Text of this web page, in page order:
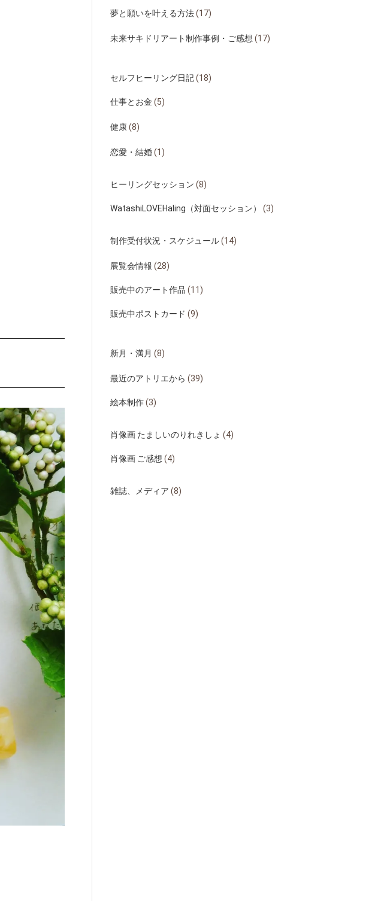
夢と願いを叶える方法(17)
未来サキドリアート制作事例・ご感想 (17)
セルフヒーリング日記(18)
仕事とお金 (5)
健康(8)
恋愛・結婚(1)
ヒーリングセッション (8)
WatashiLOVEHaling（対面セッション） (3)
制作受付状況・スケジュール(14)
展覧会情報 (28)
販売中のアート作品 (11)
販売中ポストカード (9)
新月・満月 (8)
最近のアトリエから (39)
絵本制作(3)
肖像画 たましいのりれきしょ (4)
肖像画 ご感想 (4)
雑誌、メディア (8)